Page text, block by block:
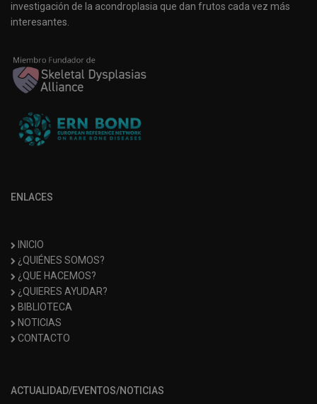
investigación de la acondroplasia que dan frutos cada vez más
interesantes.
ENLACES
INICIO
¿QUIÉNES SOMOS?
¿QUE HACEMOS?
¿QUIERES AYUDAR?
BIBLIOTECA
NOTICIAS
CONTACTO
ACTUALIDAD/EVENTOS/NOTICIAS